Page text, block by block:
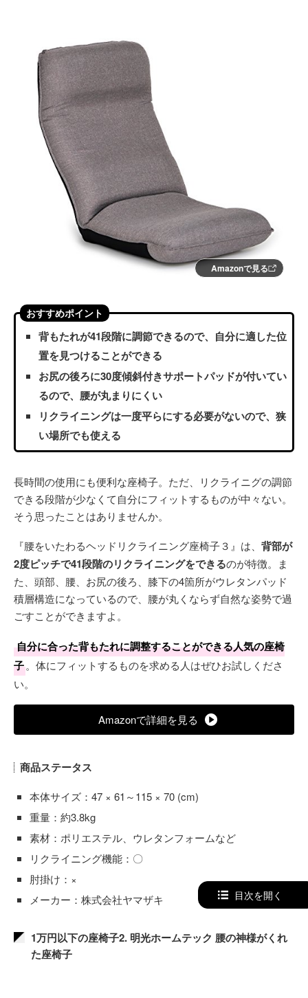
Amazonで見る
おすすめポイント
背もたれが41段階に調節できるので、自分に適した位
置を見つけることができる
お尻の後ろに30度傾斜付きサポートパッドが付いてい
るので、腰が丸まりにくい
リクライニングは一度平らにする必要がないので、狭
い場所でも使える
長時間の使用にも便利な座椅子。ただ、リクライニグの調節
できる段階が少なくて自分にフィットするものが中々ない。
そう思ったことはありませんか。
『腰をいたわるヘッドリクライニング座椅子３』は、 背部が
2度ピッチで41段階のリクライニングをできるのが特徴。ま
た、頭部、腰、お尻の後ろ、膝下の4箇所がウレタンパッド
積層構造になっているので、腰が丸くならず自然な姿勢で過
ごすことができますよ。
自分に合った背もたれに調整することができる人気の座椅
子。体にフィットするものを求める人はぜひお試しくださ
い。
Amazonで詳細を見る
商品ステータス
本体サイズ：47 × 61～115 × 70 (cm)
重量：約3.8kg
素材：ポリエステル、ウレタンフォームなど
リクライニング機能：〇
肘掛け：×
メーカー：株式会社ヤマザキ
1万円以下の座椅子2. 明光ホームテック 腰の神様がくれ
た座椅子
目次を開く